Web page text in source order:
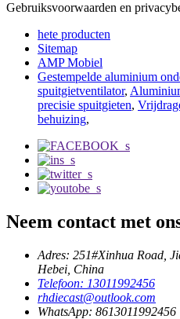
Gebruiksvoorwaarden en
hete producten
Sitemap
AMP Mobiel
Gestempelde aluminium
spuitgietventilator,
precisie spuitgieten,
behuizing,
Neem contact met
Adres: 251#Xinhua Road,
Hebei, China
Telefoon: 13011992456
rhdiecast@outlook.com
WhatsApp: 8613011992456